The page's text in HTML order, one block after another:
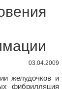
03.04.2009
желудочков и
фибрилляция